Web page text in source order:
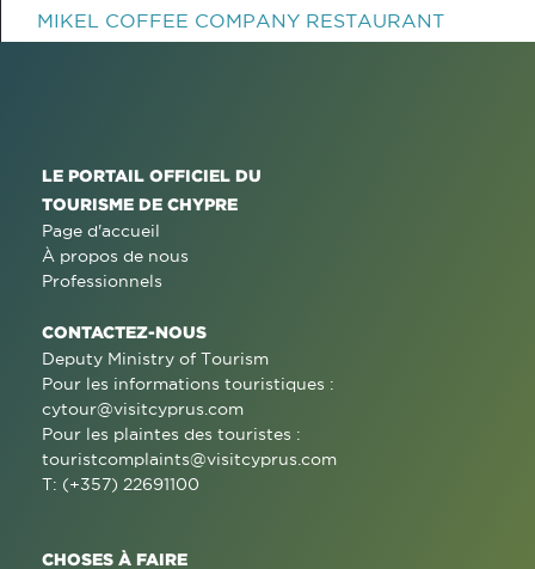
MIKEL COFFEE COMPANY RESTAURANT
LE PORTAIL OFFICIEL DU
TOURISME DE CHYPRE
Page d'accueil
À propos de nous
Professionnels
CONTACTEZ-NOUS
Deputy Ministry of Tourism
Pour les informations touristiques :
cytour@visitcyprus.com
Pour les plaintes des touristes :
touristcomplaints@visitcyprus.com
T: (+357) 22691100
CHOSES À FAIRE